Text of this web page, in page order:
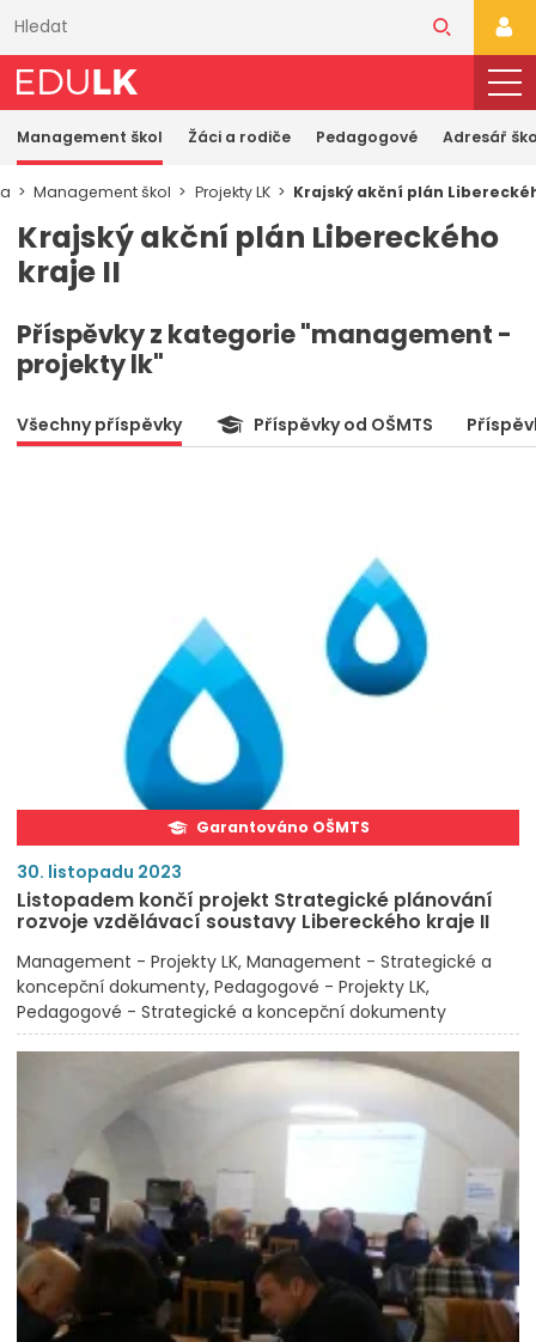
obsahu
Management škol Žáci a rodiče Pedagogové Adresář
Management škol Projekty LK Krajský akční plán
Krajský akční plán Libereckého
kraje II
Příspěvky z kategorie "management -
projekty lk"
Všechny příspěvky Příspěvky od OŠMTS
Garantováno OŠMTS
30. listopadu 2023
Listopadem končí projekt Strategické plánování
rozvoje vzdělávací soustavy Libereckého kraje II
Management - Projekty LK Management - Strategické a
koncepční dokumenty Pedagogové - Projekty LK
Pedagogové - Strategické a koncepční dokumenty